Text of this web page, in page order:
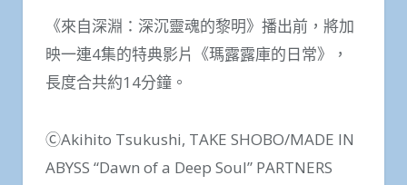
《來自深淵：深沉靈魂的黎明》播出前，將加
映一連4集的特典影片《瑪露露庫的日常》，
長度合共約14分鐘。
ⒸAkihito Tsukushi, TAKE SHOBO/MADE IN
ABYSS “Dawn of a Deep Soul” PARTNERS